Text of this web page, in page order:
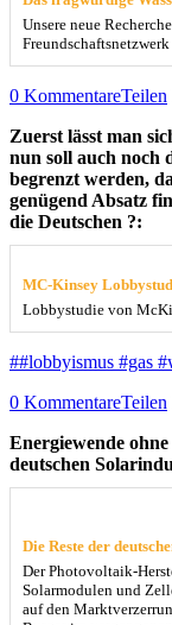
Unsere neue
0 KommentareTeilen
Zuerst lässt man
nun soll auch noch
begrenzt werden,
genügend Absatz
die Deutschen ?:
MC-Kinsey
Lobbystudie von
##lobbyismus #gas
0 KommentareTeilen
Energiewende
deutschen
Die Reste der
Der Photovoltaik-
Solarmodulen und
auf den